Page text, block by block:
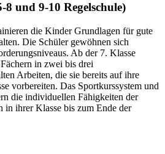
8 und 9-10 Regelschule)
die Kinder Grundlagen für gute
Die Schüler gewöhnen sich
Ab der 7. Klasse
in zwei bis drei
Arbeiten, die sie bereits auf ihre
vorbereiten. Das Sportkurssystem und
die individuellen Fähigkeiten der
in ihrer Klasse bis zum Ende der